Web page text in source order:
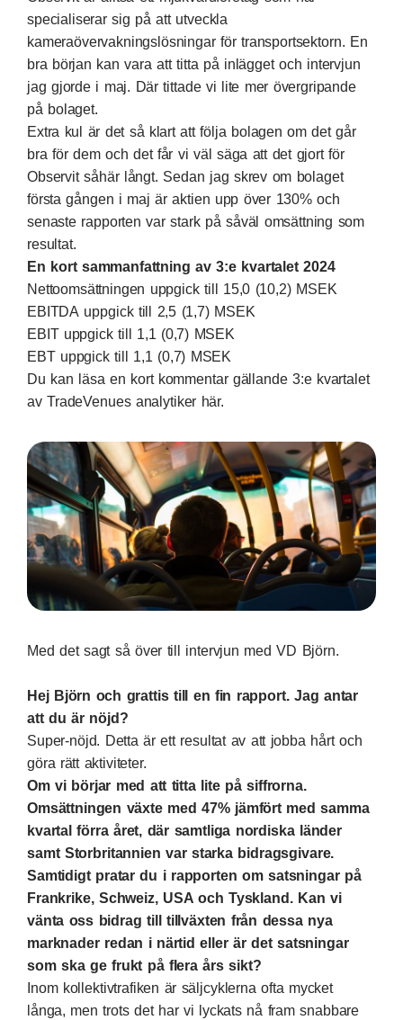
specialiserar sig på att utveckla
kameraövervakningslösningar för transportsektorn. En
bra början kan vara att titta på inlägget och intervjun
jag gjorde i maj. Där tittade vi lite mer övergripande
på bolaget.
Extra kul är det så klart att följa bolagen om det går
bra för dem och det får vi väl säga att det gjort för
Observit såhär långt. Sedan jag skrev om bolaget
första gången i maj är aktien upp över 130% och
senaste rapporten var stark på såväl omsättning som
resultat.
En kort sammanfattning av 3:e kvartalet 2024
Nettoomsättningen uppgick till 15,0 (10,2) MSEK
EBITDA uppgick till 2,5 (1,7) MSEK
EBIT uppgick till 1,1 (0,7) MSEK
EBT uppgick till 1,1 (0,7) MSEK
Du kan läsa en kort kommentar gällande 3:e kvartalet
av TradeVenues analytiker här.
Med det sagt så över till intervjun med VD Björn.
Hej Björn och grattis till en fin rapport. Jag antar
att du är nöjd?
Super-nöjd. Detta är ett resultat av att jobba hårt och
göra rätt aktiviteter.
Om vi börjar med att titta lite på siffrorna.
Omsättningen växte med 47% jämfört med samma
kvartal förra året, där samtliga nordiska länder
samt Storbritannien var starka bidragsgivare.
Samtidigt pratar du i rapporten om satsningar på
Frankrike, Schweiz, USA och Tyskland. Kan vi
vänta oss bidrag till tillväxten från dessa nya
marknader redan i närtid eller är det satsningar
som ska ge frukt på flera års sikt?
Inom kollektivtrafiken är säljcyklerna ofta mycket
långa, men trots det har vi lyckats nå fram snabbare